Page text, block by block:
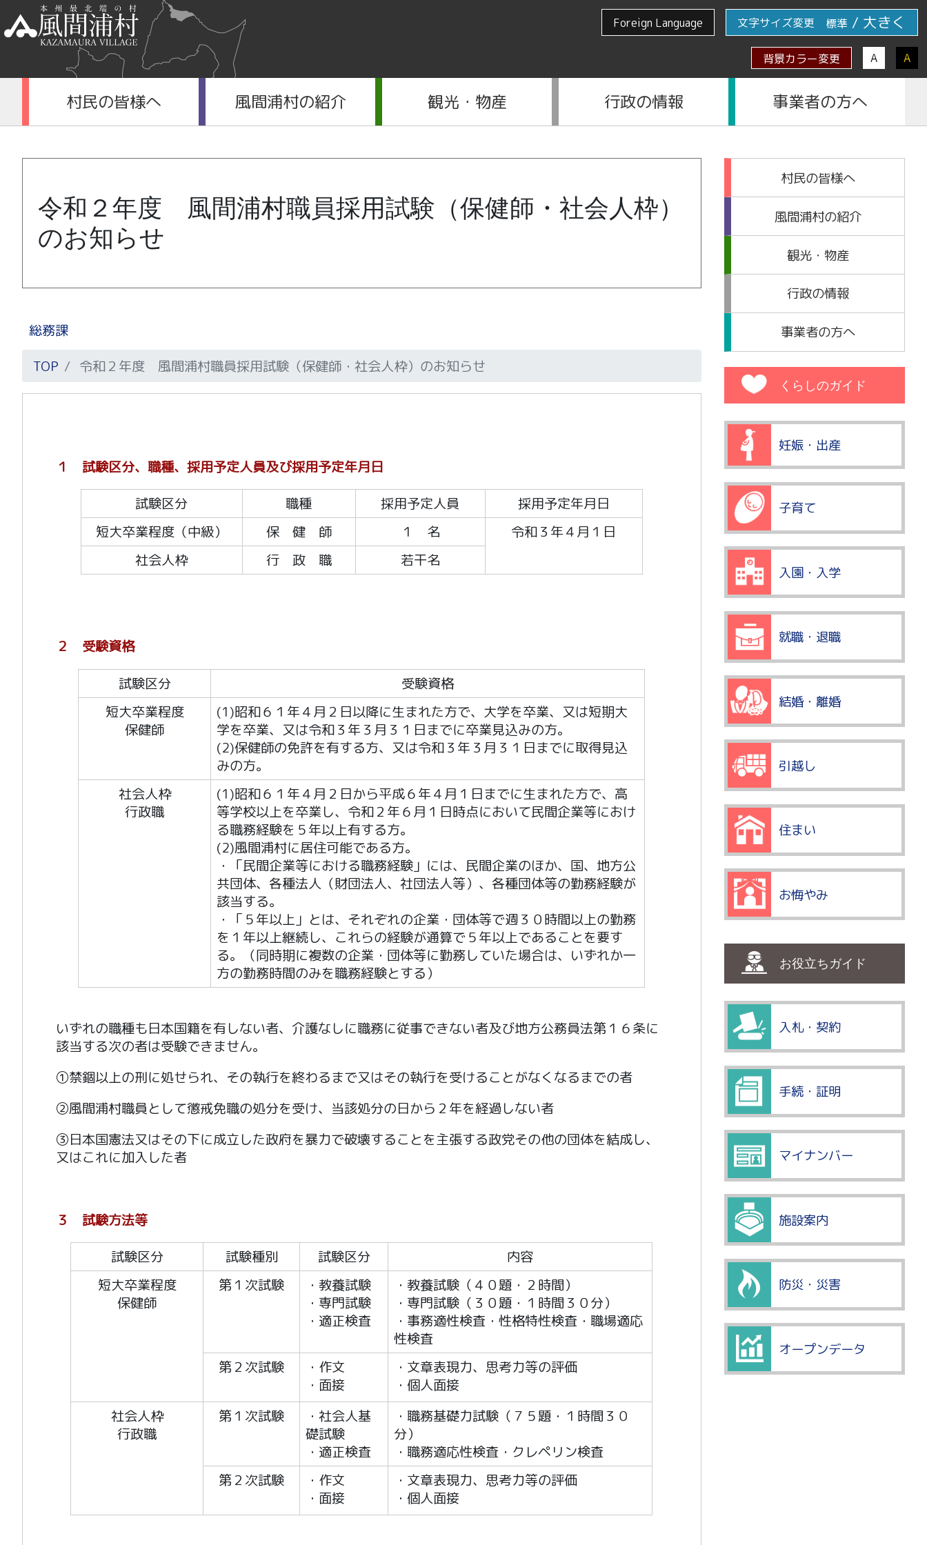
Foreign Language 文字サイズ変更 標準 / 大きく
背景カラー変更 A A
村民の皆様へ 風間浦村の紹介 観光・物産 行政の情報 事業者の方へ
令和２年度 風間浦村職員採用試験（保健師・社会人枠）
のお知らせ
総務課
TOP
令和２年度 風間浦村職員採用試験（保健師・社会人枠）のお知らせ
１ 試験区分、職種、採用予定人員及び採用予定年月日
試験区分
職種 採用予定人員
採用予定年月日
短大卒業程度（中級）
保 健 師 １ 名
令和３年４月１日
社会人枠
行 政 職 若干名
２ 受験資格
試験区分
受験資格
短大卒業程度
保健師
(1)昭和６１年４月２日以降に生まれた方で、大学を卒業、又は短期大
学を卒業、又は令和３年３月３１日までに卒業見込みの方。
(2)保健師の免許を有する方、又は令和３年３月３１日までに取得見込
みの方。
社会人枠
行政職
(1)昭和６１年４月２日から平成６年４月１日までに生まれた方で、高
等学校以上を卒業し、令和２年６月１日時点において民間企業等におけ
る職務経験を５年以上有する方。
(2)風間浦村に居住可能である方。
・「民間企業等における職務経験」には、民間企業のほか、国、地方公
共団体、各種法人（財団法人、社団法人等）、各種団体等の勤務経験が
該当する。
・「５年以上」とは、それぞれの企業・団体等で週３０時間以上の勤務
を１年以上継続し、これらの経験が通算で５年以上であることを要す
る。（同時期に複数の企業・団体等に勤務していた場合は、いずれか一
方の勤務時間のみを職務経験とする）
いずれの職種も日本国籍を有しない者、介護なしに職務に従事できない者及び地方公務員法第１６条に
該当する次の者は受験できません。
①禁錮以上の刑に処せられ、その執行を終わるまで又はその執行を受けることがなくなるまでの者
②風間浦村職員として懲戒免職の処分を受け、当該処分の日から２年を経過しない者
③日本国憲法又はその下に成立した政府を暴力で破壊することを主張する政党その他の団体を結成し、
又はこれに加入した者
３ 試験方法等
試験区分
試験種別 試験区分
内容
短大卒業程度
保健師
第１次試験
・教養試験
・専門試験
・適正検査
・教養試験（４０題・２時間）
・専門試験（３０題・１時間３０分）
・事務適性検査・性格特性検査・職場適応
性検査
第２次試験
・作文
・面接
・文章表現力、思考力等の評価
・個人面接
社会人枠
行政職
第１次試験
・社会人基
礎試験
・適正検査
・職務基礎力試験（７５題・１時間３０
分）
・職務適応性検査・クレペリン検査
第２次試験
・作文
・面接
・文章表現力、思考力等の評価
・個人面接
村民の皆様へ
風間浦村の紹介
観光・物産
行政の情報
事業者の方へ
くらしのガイド
妊娠・出産
子育て
入園・入学
就職・退職
結婚・離婚
引越し
住まい
お悔やみ
お役立ちガイド
入札・契約
手続・証明
マイナンバー
施設案内
防災・災害
オープンデータ